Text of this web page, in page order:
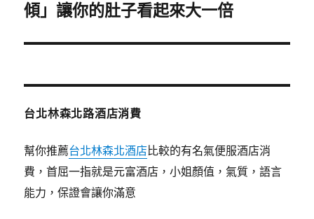
一
文
傾」讓你的肚子看起來大一倍
台北林森北路酒店消費
幫你推薦台北林森北酒店比較的有名氣便服酒店消
費，首屈一指就是元富酒店，小姐顏值，氣質，語言
能力，保證會讓你滿意